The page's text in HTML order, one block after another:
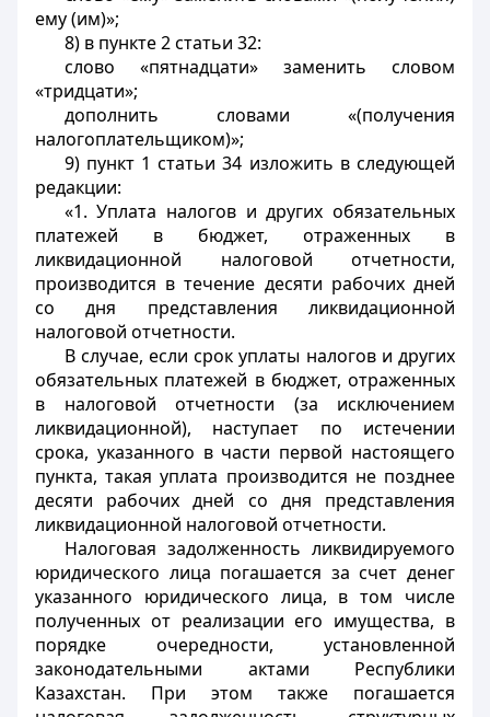
ему (им)»;
8) в пункте 2 статьи 32:
слово «пятнадцати» заменить словом
«тридцати»;
дополнить словами «(получения
налогоплательщиком)»;
9) пункт 1 статьи 34 изложить в следующей
редакции:
«1. Уплата налогов и других обязательных
платежей в бюджет, отраженных в
ликвидационной налоговой отчетности,
производится в течение десяти рабочих дней
со дня представления ликвидационной
налоговой отчетности.
В случае, если срок уплаты налогов и других
обязательных платежей в бюджет, отраженных
в налоговой отчетности (за исключением
ликвидационной), наступает по истечении
срока, указанного в части первой настоящего
пункта, такая уплата производится не позднее
десяти рабочих дней со дня представления
ликвидационной налоговой отчетности.
Налоговая задолженность ликвидируемого
юридического лица погашается за счет денег
указанного юридического лица, в том числе
полученных от реализации его имущества, в
порядке очередности, установленной
законодательными актами Республики
Казахстан. При этом также погашается